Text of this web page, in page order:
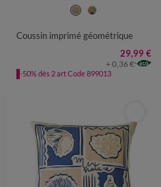
Coussin imprimé géométrique
29,99 €
+ 0,36 €
-50% dès 2 art Code 899013